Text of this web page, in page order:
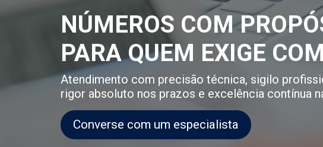
NÚMEROS COM
PARA QUEM EXIGE
Atendimento com precisão técnica, sigilo
rigor absoluto nos prazos e excelência contínua
Converse com um especialista